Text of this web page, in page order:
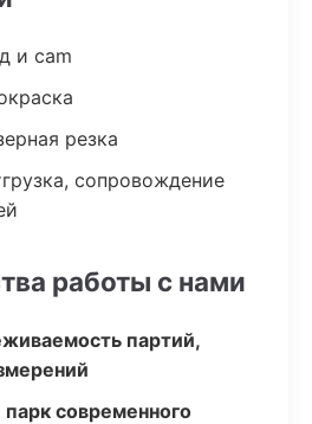
и cam
резка
сопровождение
работы с нами
партий,
современного